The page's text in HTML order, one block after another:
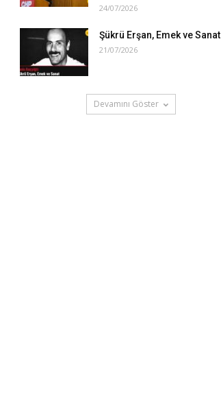
24/07/2026
Şükrü Erşan, Emek ve Sanat
21/07/2026
Devamını Göster